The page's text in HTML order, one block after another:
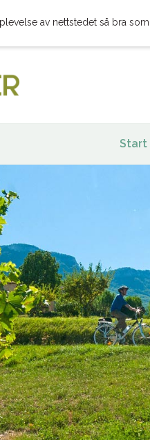
Start
av nettstedet så bra